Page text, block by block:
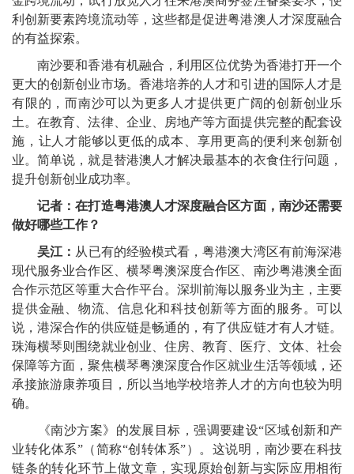
利创新要素跨境流动等，这些都是促进粤港澳人才深度融合
的有益探索。
南沙要和香港有机融合，利用区位优势为香港打开一个
更大的创新创业市场。香港培养的人才和引进的国际人才是
有限的，而南沙可以为更多人才提供更广阔的创新创业乐
土。在教育、法律、企业、房地产等方面提供完整的配套设
施，让人才能够以更低的成本、享用更高的便利来创新创
业。简单说，就是替港澳人才解决最基本的衣食住行问题，
提升创新创业成功率。
记者：在打造粤港澳人才深度融合区方面，南沙还需要
做好哪些工作？
吴江： 从已有的经验模式看，粤港澳大湾区有前海深港
现代服务业合作区、横琴粤澳深度合作区、南沙粤港澳全面
合作示范区等重大合作平台。深圳前海以服务业为主，主要
提供金融、物流、信息化和科技创新等方面的服务。可以
说，港深合作的供应链是畅通的，有了供应链才有人才链。
珠海横琴则围绕就业创业、住房、教育、医疗、文体、社会
保障等方面，聚焦横琴粤澳深度合作区就业生活等领域，还
承接旅游康养项目，所以当地学校培养人才的方向也较为明
确。
《南沙方案》的发展目标，强调要建设“区域创新和产
业转化体系”（简称“创转体系”）。这说明，南沙要在科技
链条的转化环节上做文章，实现原始创新与实际应用相衔